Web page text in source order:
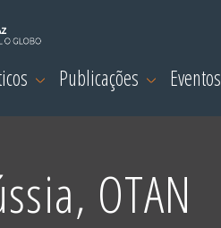
Publicações Eventos
OTAN